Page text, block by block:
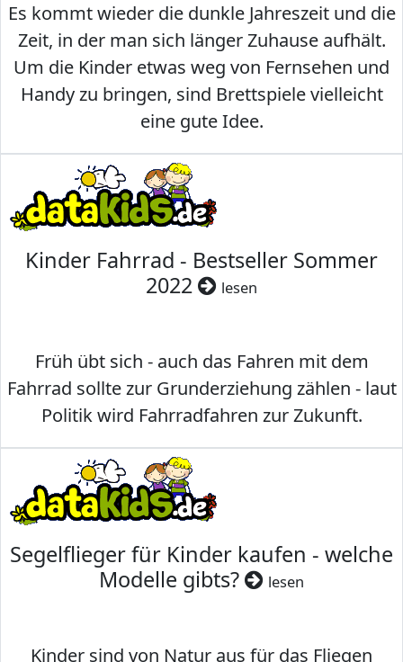
Es kommt wieder die dunkle Jahreszeit und die
Zeit, in der man sich länger Zuhause aufhält.
Um die Kinder etwas weg von Fernsehen und
Handy zu bringen, sind Brettspiele vielleicht
eine gute Idee.
Kinder Fahrrad - Bestseller Sommer
2022
lesen
Früh übt sich - auch das Fahren mit dem
Fahrrad sollte zur Grunderziehung zählen - laut
Politik wird Fahrradfahren zur Zukunft.
Segelflieger für Kinder kaufen - welche
Modelle gibts?
lesen
Kinder sind von Natur aus für das Fliegen